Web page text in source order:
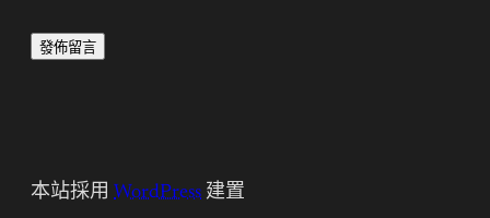
本站採用 WordPress 建置